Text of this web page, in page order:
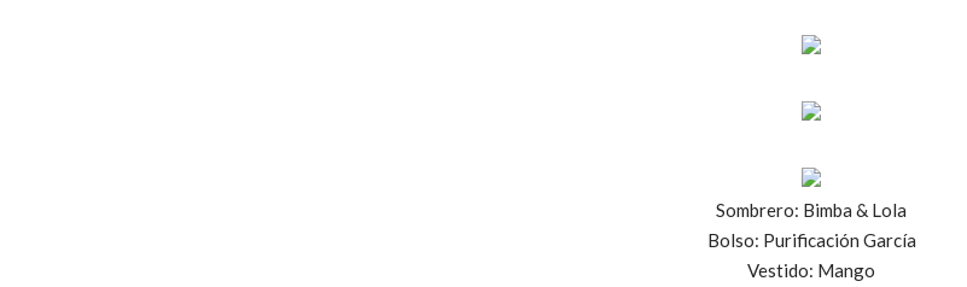
Sombrero: Bimba & Lola
Bolso: Purificación García
Vestido: Mango